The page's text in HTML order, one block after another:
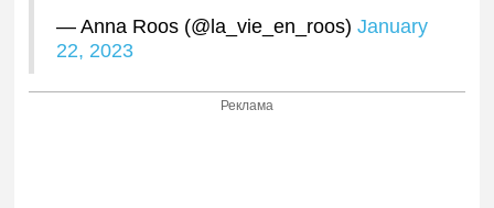
— Anna Roos (@la_vie_en_roos)January
22, 2023
Реклама